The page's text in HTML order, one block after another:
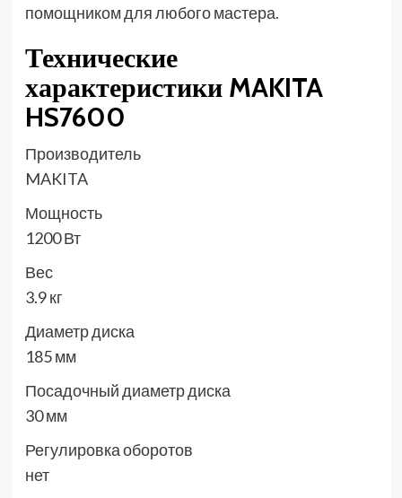
помощником для любого мастера.
Технические
характеристики MAKITA
HS7600
Производитель
MAKITA
Мощность
1200 Вт
Вес
3.9 кг
Диаметр диска
185 мм
Посадочный диаметр диска
30 мм
Регулировка оборотов
нет